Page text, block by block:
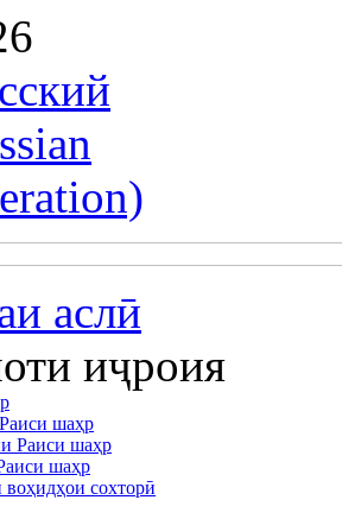
аслӣ
иҷроия
шаҳр
Раиси шаҳр
шаҳр
воҳидҳои сохторӣ